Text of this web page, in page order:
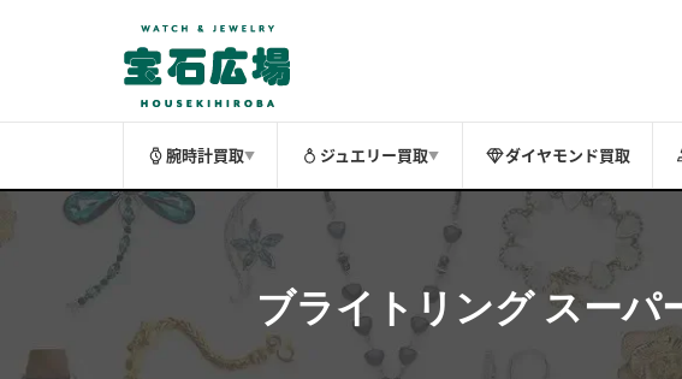
腕時計買取▼ ジュエリー買取▼ ダイヤモンド買取
ブライトリング スーパ